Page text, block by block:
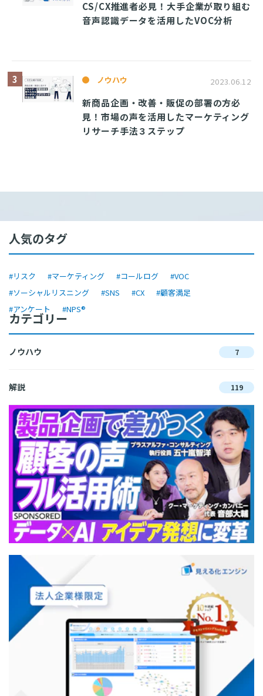
人気のタグ
#リスク #マーケティング #コールログ
#VOC
#ソーシャルリスニング
#SNS #CX
#顧客満足
#アンケート
#NPS®︎
カテゴリー
ノウハウ 7
解説 119
CS/CX推進者必見！大手企業が取り組む
音声認識データを活用したVOC分析
ノウハウ 2023.06.12
新商品企画・改善・販促の部署の方必
見！市場の声を活用したマーケティング
リサーチ手法３ステップ